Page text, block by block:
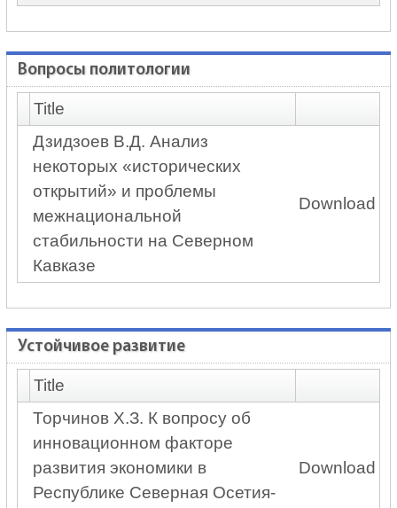
Вопросы политологии
Title
Дзидзоев В.Д. Анализ
некоторых «исторических
открытий» и проблемы
межнациональной
стабильности на Северном
Кавказе
Download
Устойчивое развитие
Title
Торчинов Х.З. К вопросу об
инновационном факторе
развития экономики в
Республике Северная Осетия-
Download